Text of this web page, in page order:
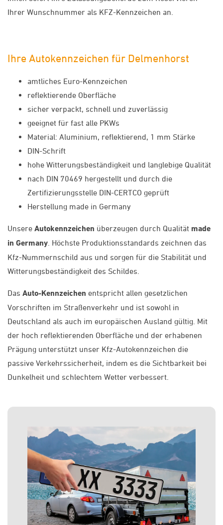
Ihrer Wunschnummer als KFZ-Kennzeichen an.
Ihre Autokennzeichen für Delmenhorst
amtliches Euro-Kennzeichen
reflektierende Oberfläche
sicher verpackt, schnell und zuverlässig
geeignet für fast alle PKWs
Material: Aluminium, reflektierend, 1 mm Stärke
DIN-Schrift
hohe Witterungsbeständigkeit und langlebige Qualität
nach DIN 70469 hergestellt und durch die
Zertifizierungsstelle DIN-CERTCO geprüft
Herstellung made in Germany
Unsere Autokennzeichen überzeugen durch Qualität made
in Germany . Höchste Produktionsstandards zeichnen das
Kfz-Nummernschild aus und sorgen für die Stabilität und
Witterungsbeständigkeit des Schildes.
Das Auto-Kennzeichen entspricht allen gesetzlichen
Vorschriften im Straßenverkehr und ist sowohl in
Deutschland als auch im europäischen Ausland gültig. Mit
der hoch reflektierenden Oberfläche und der erhabenen
Prägung unterstützt unser Kfz-Autokennzeichen die
passive Verkehrssicherheit, indem es die Sichtbarkeit bei
Dunkelheit und schlechtem Wetter verbessert.